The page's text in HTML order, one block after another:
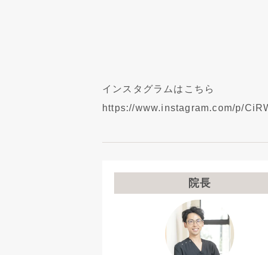
インスタグラムはこちら
https://www.instagram.com/p/
院長